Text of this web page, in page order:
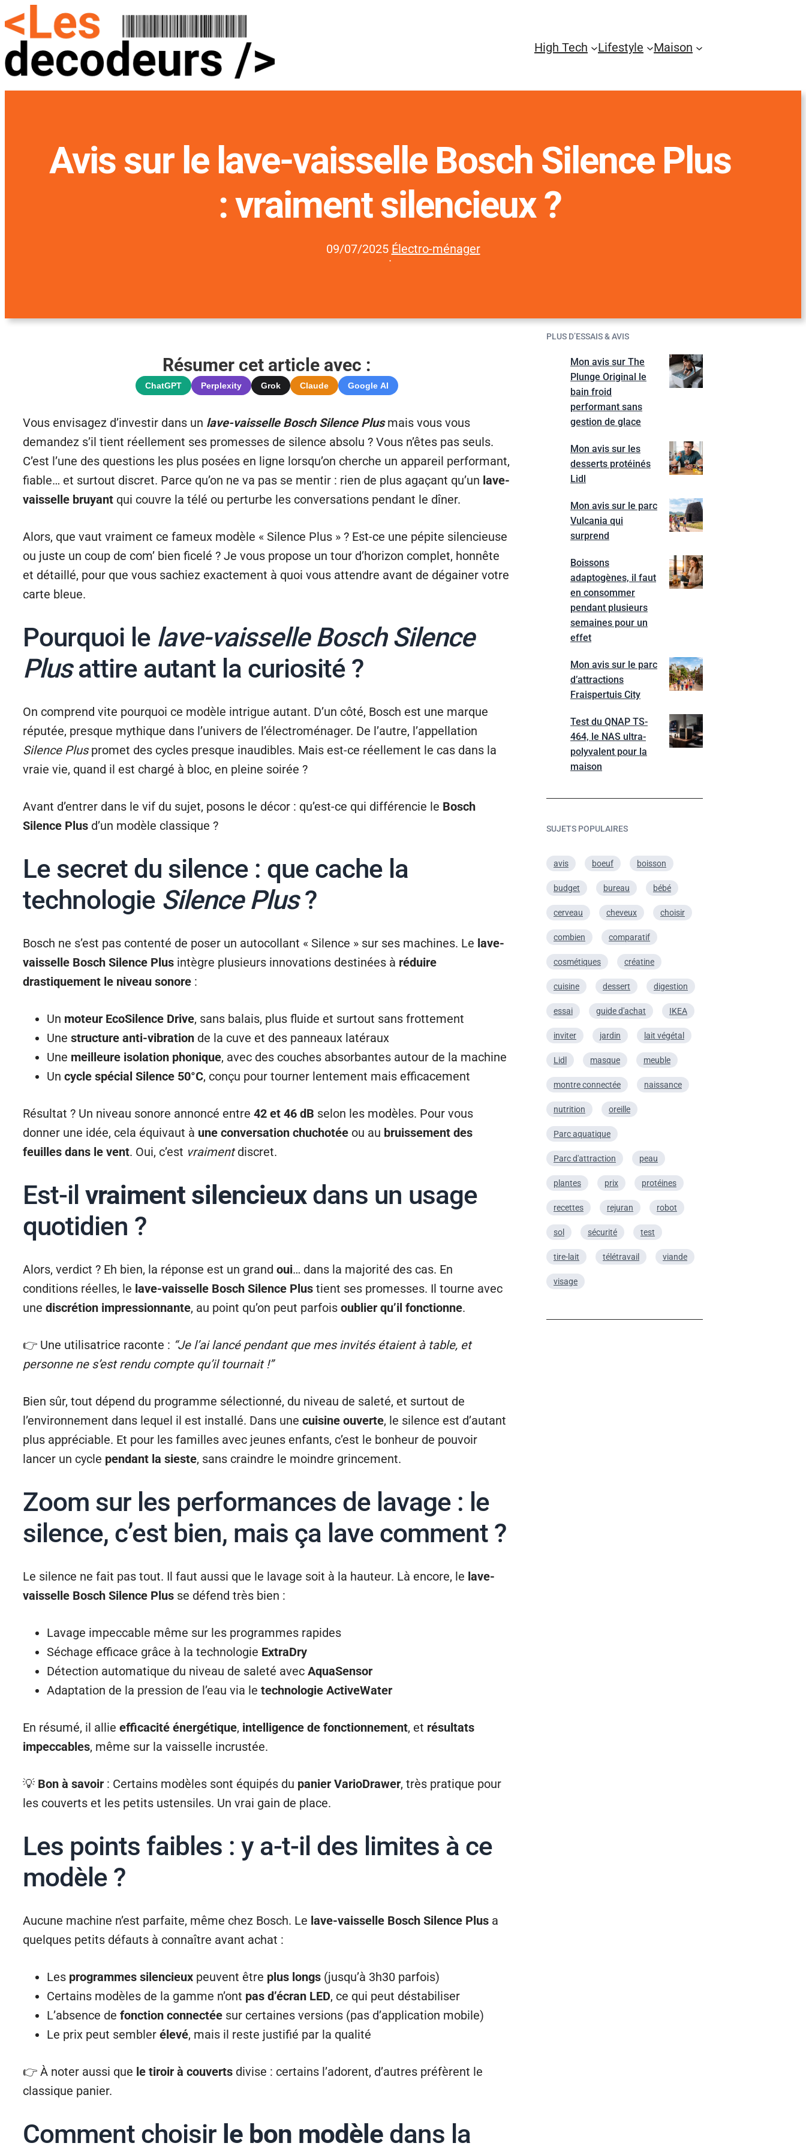
High Tech Lifestyle Maison
Avis sur le lave-vaisselle Bosch Silence Plus
: vraiment silencieux ?
09/07/2025
·
Électro-ménager
Résumer cet article avec :
ChatGPT Perplexity Grok Claude Google AI
Vous envisagez d’investir dans un lave-vaisselle Bosch Silence Plusmais vous vous
demandez s’il tient réellement ses promesses de silence absolu ? Vous n’êtes pas seuls.
C’est l’une des questions les plus posées en ligne lorsqu’on cherche un appareil performant,
fiable… et surtout discret. Parce qu’on ne va pas se mentir : rien de plus agaçant qu’un lave-
vaisselle bruyant qui couvre la télé ou perturbe les conversations pendant le dîner.
Alors, que vaut vraiment ce fameux modèle « Silence Plus » ? Est-ce une pépite silencieuse
ou juste un coup de com’ bien ficelé ? Je vous propose un tour d’horizon complet, honnête
et détaillé, pour que vous sachiez exactement à quoi vous attendre avant de dégainer votre
carte bleue.
Pourquoi le lave-vaisselle Bosch Silence
Plusattire autant la curiosité ?
On comprend vite pourquoi ce modèle intrigue autant. D’un côté, Bosch est une marque
réputée, presque mythique dans l’univers de l’électroménager. De l’autre, l’appellation
Silence Pluspromet des cycles presque inaudibles. Mais est-ce réellement le cas dans la
vraie vie, quand il est chargé à bloc, en pleine soirée ?
Avant d’entrer dans le vif du sujet, posons le décor : qu’est-ce qui différencie le Bosch
Silence Plus d’un modèle classique ?
Le secret du silence : que cache la
technologie Silence Plus?
Bosch ne s’est pas contenté de poser un autocollant « Silence » sur ses machines. Le lave-
vaisselle Bosch Silence Plus intègre plusieurs innovations destinées à réduire
drastiquement le niveau sonore :
Un moteur EcoSilence Drive, sans balais, plus fluide et surtout sans frottement
Une structure anti-vibration de la cuve et des panneaux latéraux
Une meilleure isolation phonique, avec des couches absorbantes autour de la machine
Un cycle spécial Silence 50°C, conçu pour tourner lentement mais efficacement
Résultat ? Un niveau sonore annoncé entre 42 et 46 dB selon les modèles. Pour vous
donner une idée, cela équivaut à une conversation chuchotée ou au bruissement des
feuilles dans le vent. Oui, c’est vraimentdiscret.
Est-il vraiment silencieuxdans un usage
quotidien ?
Alors, verdict ? Eh bien, la réponse est un grand oui… dans la majorité des cas. En
conditions réelles, le lave-vaisselle Bosch Silence Plus tient ses promesses. Il tourne avec
une discrétion impressionnante, au point qu’on peut parfois oublier qu’il fonctionne.
👉 Une utilisatrice raconte : “Je l’ai lancé pendant que mes invités étaient à table, et
personne ne s’est rendu compte qu’il tournait !”
Bien sûr, tout dépend du programme sélectionné, du niveau de saleté, et surtout de
l’environnement dans lequel il est installé. Dans une cuisine ouverte, le silence est d’autant
plus appréciable. Et pour les familles avec jeunes enfants, c’est le bonheur de pouvoir
lancer un cycle pendant la sieste, sans craindre le moindre grincement.
Zoom sur les performances de lavage : le
silence, c’est bien, mais ça lave comment ?
Le silence ne fait pas tout. Il faut aussi que le lavage soit à la hauteur. Là encore, le lave-
vaisselle Bosch Silence Plus se défend très bien :
Lavage impeccable même sur les programmes rapides
Séchage efficace grâce à la technologie ExtraDry
Détection automatique du niveau de saleté avec AquaSensor
Adaptation de la pression de l’eau via le technologie ActiveWater
En résumé, il allie efficacité énergétique, intelligence de fonctionnement, et résultats
impeccables, même sur la vaisselle incrustée.
💡 Bon à savoir : Certains modèles sont équipés du panier VarioDrawer, très pratique pour
les couverts et les petits ustensiles. Un vrai gain de place.
Les points faibles : y a-t-il des limites à ce
modèle ?
Aucune machine n’est parfaite, même chez Bosch. Le lave-vaisselle Bosch Silence Plus a
quelques petits défauts à connaître avant achat :
Les programmes silencieux peuvent être plus longs (jusqu’à 3h30 parfois)
Certains modèles de la gamme n’ont pas d’écran LED, ce qui peut déstabiliser
L’absence de fonction connectée sur certaines versions (pas d’application mobile)
Le prix peut sembler élevé, mais il reste justifié par la qualité
👉 À noter aussi que le tiroir à couverts divise : certains l’adorent, d’autres préfèrent le
classique panier.
Comment choisir le bon modèle dans la
PLUS D’ESSAIS & AVIS
Mon avis sur The
Plunge Original le
bain froid
performant sans
gestion de glace
Mon avis sur les
desserts protéinés
Lidl
Mon avis sur le parc
Vulcania qui
surprend
Boissons
adaptogènes, il faut
en consommer
pendant plusieurs
semaines pour un
effet
Mon avis sur le parc
d’attractions
Fraispertuis City
Test du QNAP TS-
464, le NAS ultra-
polyvalent pour la
maison
SUJETS POPULAIRES
avis boeuf boisson
budget bureau bébé
cerveau cheveux choisir
combien comparatif
cosmétiques créatine
cuisine dessert digestion
essai guide d'achat IKEA
inviter jardin lait végétal
Lidl masque meuble
montre connectée naissance
nutrition oreille
Parc aquatique
Parc d'attraction peau
plantes prix protéines
recettes rejuran robot
sol sécurité test
tire-lait télétravail viande
visage